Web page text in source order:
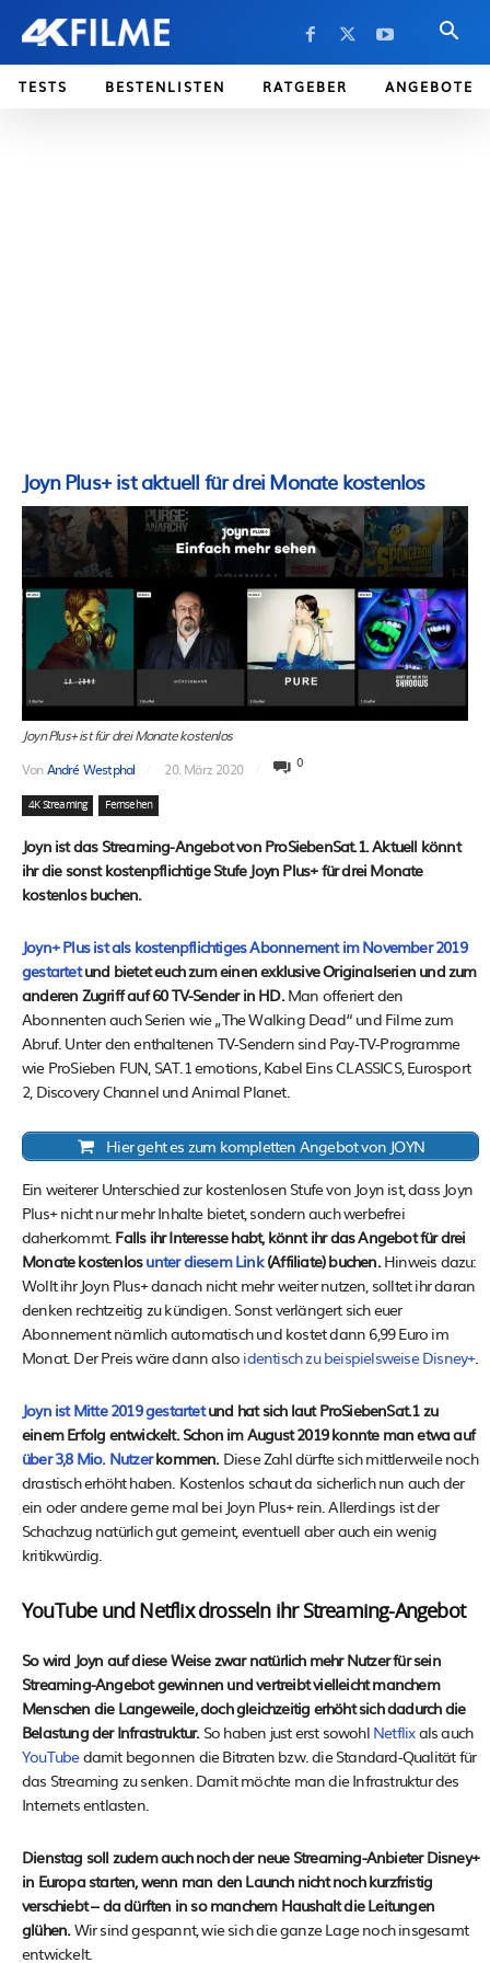
TESTS BESTENLISTEN RATGEBER ANGEBOTE
Joyn Plus+ ist aktuell für drei Monate kostenlos
Joyn Plus+ ist für drei Monate kostenlos
VonAndré Westphal 20. März 2020 0
4K Streaming Fernsehen
Joyn ist das Streaming-Angebot von ProSiebenSat.1. Aktuell könnt
ihr die sonst kostenpflichtige Stufe Joyn Plus+ für drei Monate
kostenlos buchen.
Joyn+ Plus ist als kostenpflichtiges Abonnement im November 2019
gestartetund bietet euch zum einen exklusive Originalserien und zum
anderen Zugriff auf 60 TV-Sender in HD.Man offeriert den
Abonnenten auch Serien wie „The Walking Dead“ und Filme zum
Abruf. Unter den enthaltenen TV-Sendern sind Pay-TV-Programme
wie ProSieben FUN, SAT.1 emotions, Kabel Eins CLASSICS, Eurosport
2, Discovery Channel und Animal Planet.
Hier geht es zum kompletten Angebot von JOYN
Ein weiterer Unterschied zur kostenlosen Stufe von Joyn ist, dass Joyn
Plus+ nicht nur mehr Inhalte bietet, sondern auch werbefrei
daherkommt. Falls ihr Interesse habt, könnt ihr das Angebot für drei
Monate kostenlosunter diesem Link(Affiliate) buchen.Hinweis dazu:
Wollt ihr Joyn Plus+ danach nicht mehr weiter nutzen, solltet ihr daran
denken rechtzeitig zu kündigen. Sonst verlängert sich euer
Abonnement nämlich automatisch und kostet dann 6,99 Euro im
Monat. Der Preis wäre dann also identisch zu beispielsweise Disney+.
Joyn ist Mitte 2019 gestartetund hat sich laut ProSiebenSat.1 zu
einem Erfolg entwickelt. Schon im August 2019 konnte man etwa auf
über 3,8 Mio. Nutzerkommen.Diese Zahl dürfte sich mittlerweile noch
drastisch erhöht haben. Kostenlos schaut da sicherlich nun auch der
ein oder andere gerne mal bei Joyn Plus+ rein. Allerdings ist der
Schachzug natürlich gut gemeint, eventuell aber auch ein wenig
kritikwürdig.
YouTube und Netflix drosseln ihr Streaming-Angebot
So wird Joyn auf diese Weise zwar natürlich mehr Nutzer für sein
Streaming-Angebot gewinnen und vertreibt vielleicht manchem
Menschen die Langeweile, doch gleichzeitig erhöht sich dadurch die
Belastung der Infrastruktur.So haben just erst sowohl Netflixals auch
YouTubedamit begonnen die Bitraten bzw. die Standard-Qualität für
das Streaming zu senken. Damit möchte man die Infrastruktur des
Internets entlasten.
Dienstag soll zudem auch noch der neue Streaming-Anbieter Disney+
in Europa starten, wenn man den Launch nicht noch kurzfristig
verschiebt – da dürften in so manchem Haushalt die Leitungen
glühen.Wir sind gespannt, wie sich die ganze Lage noch insgesamt
entwickelt.